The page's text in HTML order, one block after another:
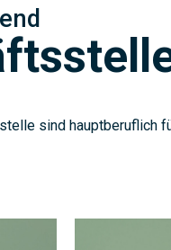
sind hauptberuflich